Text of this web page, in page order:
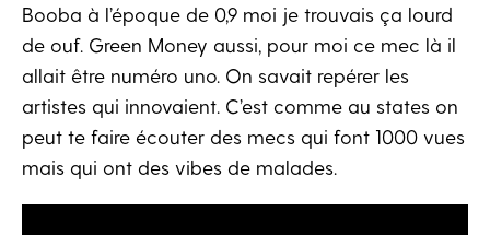
Booba à l’époque de 0,9 moi je trouvais ça lourd
de ouf. Green Money aussi, pour moi ce mec là il
allait être numéro uno. On savait repérer les
artistes qui innovaient. C’est comme au states on
peut te faire écouter des mecs qui font 1000 vues
mais qui ont des vibes de malades.